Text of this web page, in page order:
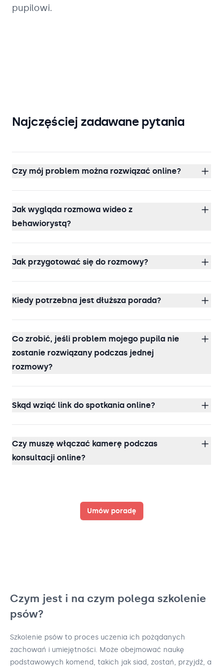
pupilowi.
Najczęściej zadawane pytania
Czy mój problem można rozwiązać online?
Jak wygląda rozmowa wideo z
behawiorystą?
Jak przygotować się do rozmowy?
Kiedy potrzebna jest dłuższa porada?
Co zrobić, jeśli problem mojego pupila nie
zostanie rozwiązany podczas jednej
rozmowy?
Skąd wziąć link do spotkania online?
Czy muszę włączać kamerę podczas
konsultacji online?
Umów poradę
Czym jest i na czym polega szkolenie
psów?
Szkolenie psów to proces uczenia ich pożądanych
zachowań i umiejętności. Może obejmować naukę
podstawowych komend, takich jak siad, zostań, przyjdź, a